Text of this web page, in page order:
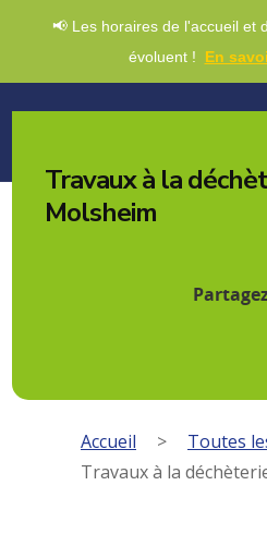
📢 Les horaires de l'accueil et
évoluent ! En
Travaux à la
Molsheim
Accueil > Toutes
Travaux à la